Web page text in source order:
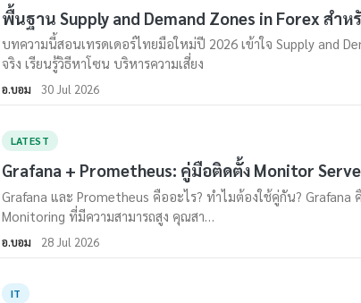
พื้นฐาน Supply and Demand Zones in Forex สำ
บทความนี้สอนเทรดเดอร์ไทยมือใหม่ปี 2026 เข้าใจ Supply and
จริง เรียนรู้วิธีหาโซน บริหารความเสี่ยง
อ.บอม 30 Jul 2026
LATEST
Grafana + Prometheus: คู่มือติดตั้ง Monitor
Grafana และ Prometheus คืออะไร? ทำไมต้องใช้คู่กัน?
Monitoring ที่มีความสามารถสูง คุณสา…
อ.บอม 28 Jul 2026
IT